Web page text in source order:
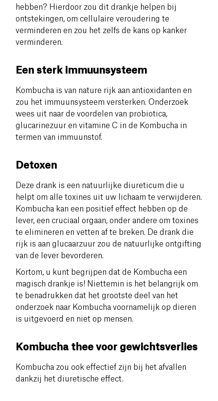
hebben? Hierdoor zou dit drankje helpen bij
ontstekingen, om cellulaire veroudering te
verminderen en zou het zelfs de kans op kanker
verminderen.
Een sterk immuunsysteem
Kombucha is van nature rijk aan antioxidanten en
zou het immuunsysteem versterken. Onderzoek
wees uit naar de voordelen van probiotica,
glucarinezuur en vitamine C in de Kombucha in
termen van immuunstof.
Detoxen
Deze drank is een natuurlijke diureticum die u
helpt om alle toxines uit uw lichaam te verwijderen.
Kombucha kan een positief effect hebben op de
lever, een cruciaal orgaan, onder andere om toxines
te elimineren en vetten af te breken. De drank die
rijk is aan glucaarzuur zou de natuurlijke ontgifting
van de lever bevorderen.
Kortom, u kunt begrijpen dat de Kombucha een
magisch drankje is! Niettemin is het belangrijk om
te benadrukken dat het grootste deel van het
onderzoek naar Kombucha voornamelijk op dieren
is uitgevoerd en niet op mensen.
Kombucha thee voor gewichtsverlies
Kombucha zou ook effectief zijn bij het afvallen
dankzij het diuretische effect.